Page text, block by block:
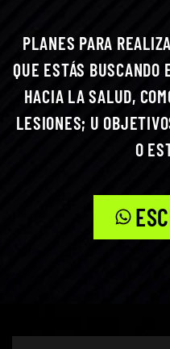
PLANES PARA
QUE ESTÁS
HACIA LA SALUD,
LESIONES; U
O